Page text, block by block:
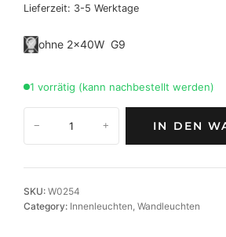
Lieferzeit: 3-5 Werktage
ohne 2×40W G9
1 vorrätig (kann nachbestellt werden)
e
n
− + IN DEN
SKU: W0254
Category: Innenleuchten , Wandleuchten